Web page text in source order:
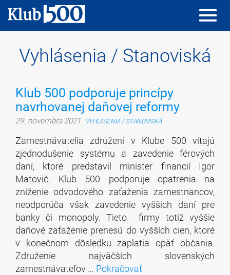
Vyhlásenia / Stanoviská
Klub 500 podporuje princípy
navrhovanej daňovej reformy
29. novembra 2021 VYHLÁSENIA / STANOVISKÁ
Zamestnávatelia združení v Klube 500 vítajú
zjednodušenie systému a zavedenie férových
daní, ktoré predstavil minister financií Igor
Matovič. Klub 500 podporuje opatrenia na
zníženie odvodového zaťaženia zamestnancov,
neodporúča však zavedenie vyšších daní pre
banky či monopoly. Tieto firmy totiž vyššie
daňové zaťaženie prenesú do vyšších cien, ktoré
v konečnom dôsledku zaplatia opäť občania.
Združenie najväčších slovenských
zamestnávateľov … Pokračovať